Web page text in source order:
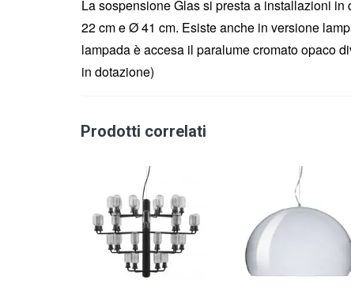
La sospensione Glas si presta a installazioni
22 cm e Ø 41 cm. Esiste anche in versione
lampada è accesa il paralume cromato opaco
in dotazione)
Prodotti correlati